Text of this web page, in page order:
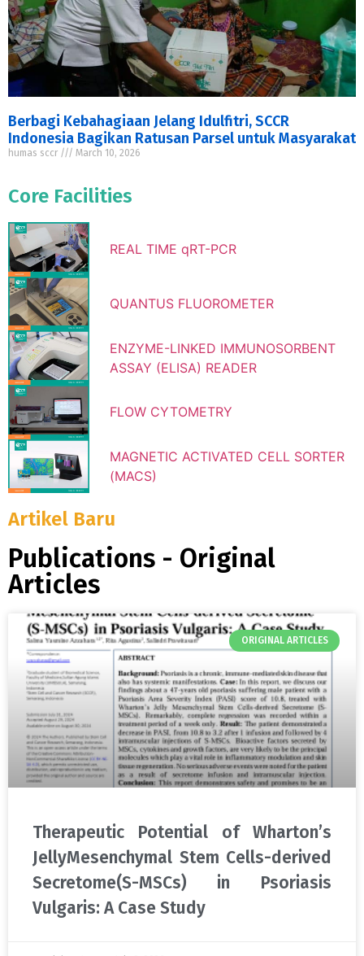
Berbagi Kebahagiaan Jelang Idulfitri, SCCR
Indonesia Bagikan Ratusan Parsel untuk Masyarakat
humas sccr March 10, 2026
Core Facilities
REAL TIME qRT-PCR
QUANTUS FLUOROMETER
ENZYME-LINKED IMMUNOSORBENT
ASSAY (ELISA) READER
FLOW CYTOMETRY
MAGNETIC ACTIVATED CELL SORTER
(MACS)
Artikel Baru
Publications - Original
Articles
ORIGINAL ARTICLES
Therapeutic Potential of Wharton’s
JellyMesenchymal Stem Cells-derived
Secretome(S-MSCs) in Psoriasis
Vulgaris: A Case Study